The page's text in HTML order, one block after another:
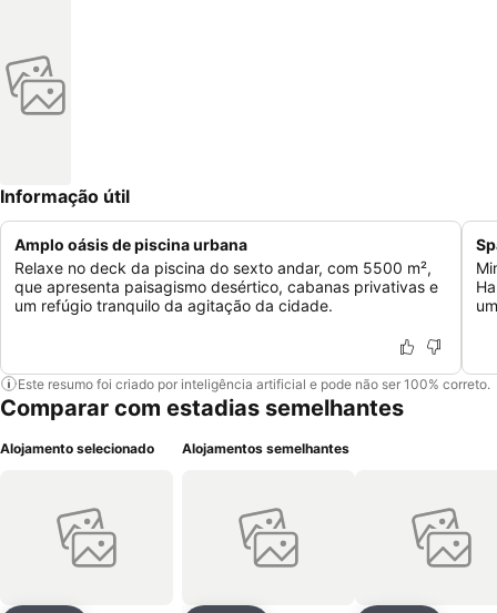
Informação útil
Amplo oásis de piscina urbana
Relaxe no deck da piscina do sexto andar, com 5500 m²,
que apresenta paisagismo desértico, cabanas privativas e
um refúgio tranquilo da agitação da cidade.
Este resumo foi criado por inteligência artificial e pode não ser 100% correto.
Comparar com estadias semelhantes
Alojamento selecionado Alojamentos semelhantes